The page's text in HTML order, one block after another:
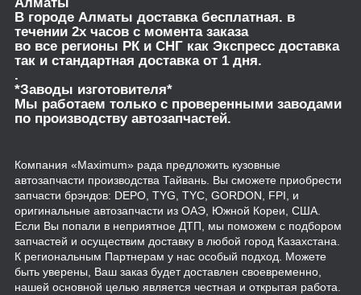
Алматы
В городе Алматы доставка бесплатная. в
течении 2х часов с момента заказа
во все регионы РК и СНГ как Экспресс доставка
так и стандартная доставка от 1 дня.
.
*Заводы изготовителя*
Мы работаем только с проверенными заводами
по производству автозапчастей.
Компания «Maximum» рада предложить кузовные
автозапчасти производства Тайвань. Вы сможете приобрести
запчасти брэндов: DEPO, TYG, TYC, GORDON, FPI, и
оригинальные автозапчасти из ОАЭ, Южной Кореи, США.
Если Вы попали в неприятное ДТП, мы поможем с подбором
запчастей и осуществим доставку в любой город Казахстана.
К региональным Партнерам у нас особый подход. Можете
быть уверены, Ваш заказ будет доставлен своевременно,
нашей основной целью является честная и открытая работа.